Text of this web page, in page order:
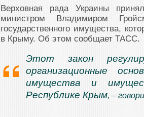
Верховная рада Украины
министром Владимиром
государственного имущества,
в Крыму. Об этом сообщает ТАСС.
Этот закон
организационные
имущества и
Республике Крым, –